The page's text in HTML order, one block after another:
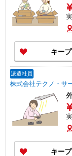
キープ
派遣社員
株式会社テクノ・サ
キープ